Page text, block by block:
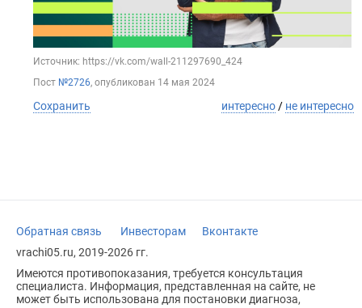
Источник: https://vk.com/wall-211297690_424
Пост №2726, опубликован 14 мая 2024
Сохранить интересно / не интересно
Обратная связь Инвесторам
Вконтакте
vrachi05.ru, 2019-2026 гг.
Имеются противопоказания, требуется консультация
специалиста. Информация, представленная на сайте, не
может быть использована для постановки диагноза,